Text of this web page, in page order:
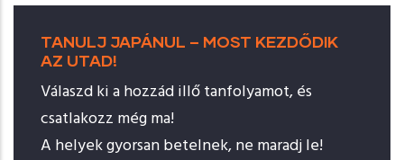
TANULJ JAPÁNUL – MOST KEZDŐDIK
AZ UTAD!
Válaszd ki a hozzád illő tanfolyamot, és
csatlakozz még ma!
A helyek gyorsan betelnek, ne maradj le!